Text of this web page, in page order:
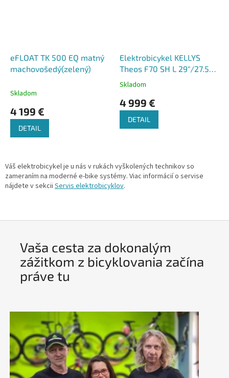
eFLOAT TK 500 EQ matný
machovošedý(zelený)
Skladom
4 199 €
DETAIL
Elektrobicykel KELLYS
Theos F70 SH L 29"/27.5"
820Wh
Priemerné
produktu
5,0
Skladom
4 999 €
DETAIL
Váš elektrobicykel je u nás v rukách vyškolených technikov so
zameraním na moderné e-bike systémy. Viac informácií o servise
nájdete v sekcii Servis elektrobicyklov.
Vaša cesta za dokonalým
zážitkom z bicyklovania začína
práve tu